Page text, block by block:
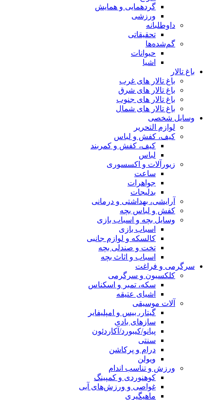
گردهمایی و همایش
ورزشی
داوطلبانه
تحقیقاتی
گم‌شده‌ها
حیوانات
اشیا
باغ تالار
باغ تالار های غرب
باغ تالار های شرق
باغ تالار های جنوب
باغ تالار های شمال
وسایل شخصی
لوازم التحریر
کیف، کفش و لباس
کیف، کفش و کمربند
لباس
زیورآلات و اکسسوری
ساعت
جواهرات
بدلیجات
آرایشی، بهداشتی و درمانی
کفش و لباس بچه
وسایل بچه و اسباب بازی
اسباب بازی
کالسکه و لوازم جانبی
تخت و صندلی بچه
اسباب و اثاث بچه
سرگرمی و فراغت
کلکسیون و سرگرمی
سکه، تمبر و اسکناس
اشیای عتیقه
آلات موسیقی
گیتار، بیس و امپلیفایر
سازهای بادی
پیانو/کیبورد/آکاردئون
سنتی
درام و پرکاشن
ویولن
ورزش و تناسب اندام
کوهنوردی و کمپینگ
غواصی و ورزش‌های آبی
ماهیگیری